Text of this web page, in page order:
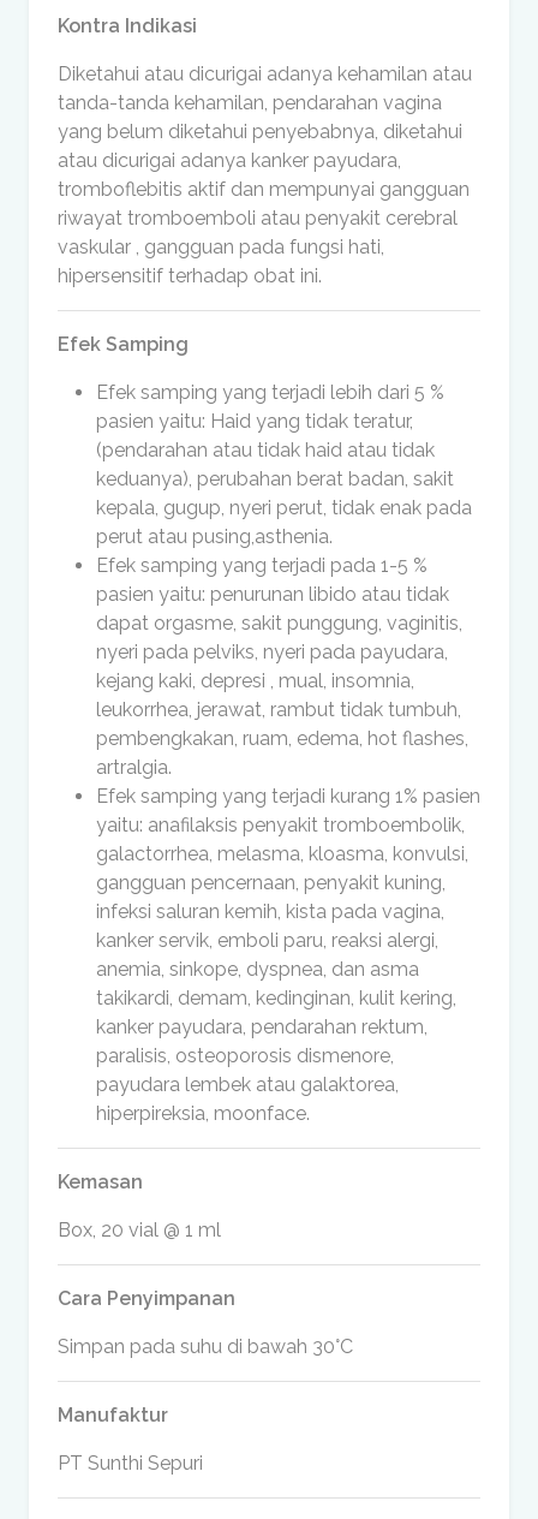
Kontra Indikasi
Diketahui atau dicurigai adanya kehamilan atau
tanda-tanda kehamilan, pendarahan vagina
yang belum diketahui penyebabnya, diketahui
atau dicurigai adanya kanker payudara,
tromboflebitis aktif dan mempunyai gangguan
riwayat tromboemboli atau penyakit cerebral
vaskular , gangguan pada fungsi hati,
hipersensitif terhadap obat ini.
Efek Samping
Efek samping yang terjadi lebih dari 5 %
pasien yaitu: Haid yang tidak teratur,
(pendarahan atau tidak haid atau tidak
keduanya), perubahan berat badan, sakit
kepala, gugup, nyeri perut, tidak enak pada
perut atau pusing,asthenia.
Efek samping yang terjadi pada 1-5 %
pasien yaitu: penurunan libido atau tidak
dapat orgasme, sakit punggung, vaginitis,
nyeri pada pelviks, nyeri pada payudara,
kejang kaki, depresi , mual, insomnia,
leukorrhea, jerawat, rambut tidak tumbuh,
pembengkakan, ruam, edema, hot flashes,
artralgia.
Efek samping yang terjadi kurang 1% pasien
yaitu: anafilaksis penyakit tromboembolik,
galactorrhea, melasma, kloasma, konvulsi,
gangguan pencernaan, penyakit kuning,
infeksi saluran kemih, kista pada vagina,
kanker servik, emboli paru, reaksi alergi,
anemia, sinkope, dyspnea, dan asma
takikardi, demam, kedinginan, kulit kering,
kanker payudara, pendarahan rektum,
paralisis, osteoporosis dismenore,
payudara lembek atau galaktorea,
hiperpireksia, moonface.
Kemasan
Box, 20 vial @ 1 ml
Cara Penyimpanan
Simpan pada suhu di bawah 30°C
Manufaktur
PT Sunthi Sepuri